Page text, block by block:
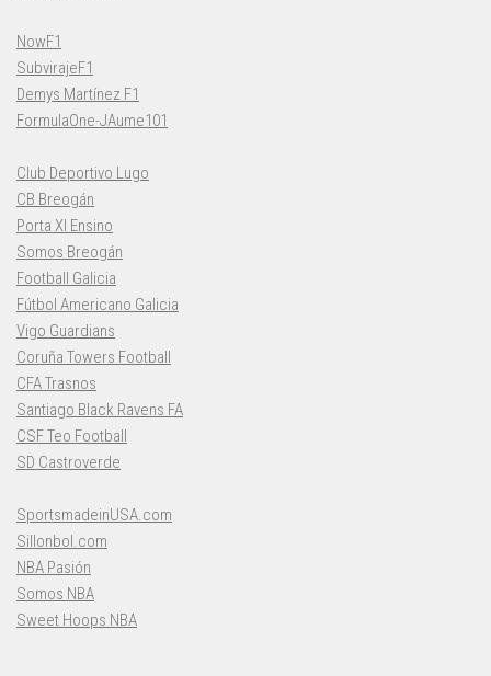
NowF1
SubvirajeF1
Demys Martínez F1
FormulaOne-JAume101
Club Deportivo Lugo
CB Breogán
Porta XI Ensino
Somos Breogán
Football Galicia
Fútbol Americano Galicia
Vigo Guardians
Coruña Towers Football
CFA Trasnos
Santiago Black Ravens FA
CSF Teo Football
SD Castroverde
SportsmadeinUSA.com
Sillonbol.com
NBA Pasión
Somos NBA
Sweet Hoops NBA